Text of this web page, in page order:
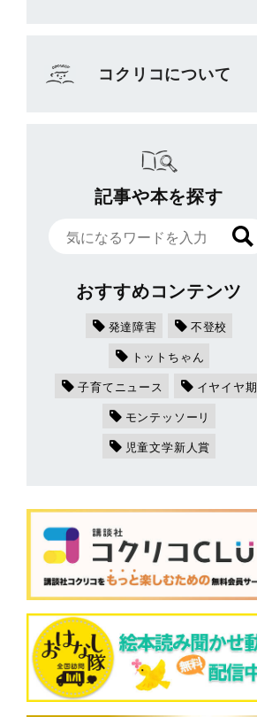
コクリコについて
記事や本を探す
おすすめコンテンツ
発達障害
不登校
トットちゃん
子育てニュース
イヤイヤ期
モンテッソーリ
児童文学新人賞